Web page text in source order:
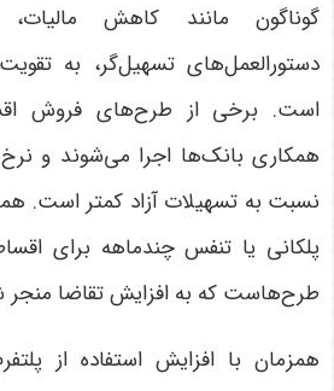
گوناگون مانند کاهش
دستورالعمل‌های تسهیل‌گر، به
است. برخی از طرح‌های فروش
همکاری بانک‌ها اجرا می‌شوند و
نسبت به تسهیلات آزاد کمتر است.
پلکانی یا تنفس چندماهه برای
طرح‌هاست که به افزایش تقاضا منجر
همزمان با افزایش استفاده از